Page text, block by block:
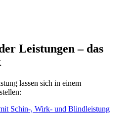
Leistungen – das
lassen sich in einem